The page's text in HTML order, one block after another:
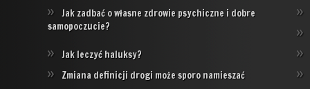
Jak zadbać o własne zdrowie psychiczne i dobre
samopoczucie?
Jak leczyć haluksy?
Zmiana definicji drogi może sporo namieszać